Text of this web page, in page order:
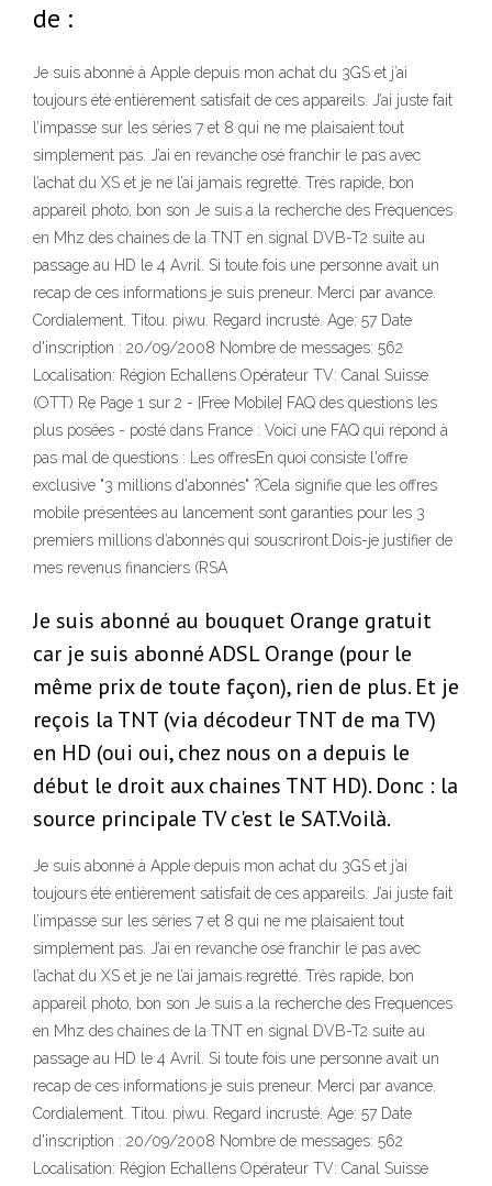
de :
Je suis abonné à Apple depuis mon achat du 3GS et j’ai
toujours été entièrement satisfait de ces appareils. J’ai juste fait
l’impasse sur les séries 7 et 8 qui ne me plaisaient tout
simplement pas. J’ai en revanche osé franchir le pas avec
l’achat du XS et je ne l’ai jamais regretté. Très rapide, bon
appareil photo, bon son Je suis a la recherche des Frequences
en Mhz des chaines de la TNT en signal DVB-T2 suite au
passage au HD le 4 Avril. Si toute fois une personne avait un
recap de ces informations je suis preneur. Merci par avance.
Cordialement. Titou. piwu. Regard incrusté. Age: 57 Date
d'inscription : 20/09/2008 Nombre de messages: 562
Localisation: Région Echallens Opérateur TV: Canal Suisse
(OTT) Re Page 1 sur 2 - [Free Mobile] FAQ des questions les
plus posées - posté dans France : Voici une FAQ qui répond à
pas mal de questions : Les offresEn quoi consiste l'offre
exclusive "3 millions d'abonnés" ?Cela signifie que les offres
mobile présentées au lancement sont garanties pour les 3
premiers millions d’abonnés qui souscriront.Dois-je justifier de
mes revenus financiers (RSA
Je suis abonné au bouquet Orange gratuit
car je suis abonné ADSL Orange (pour le
même prix de toute façon), rien de plus. Et je
reçois la TNT (via décodeur TNT de ma TV)
en HD (oui oui, chez nous on a depuis le
début le droit aux chaines TNT HD). Donc : la
source principale TV c'est le SAT.Voilà.
Je suis abonné à Apple depuis mon achat du 3GS et j’ai
toujours été entièrement satisfait de ces appareils. J’ai juste fait
l’impasse sur les séries 7 et 8 qui ne me plaisaient tout
simplement pas. J’ai en revanche osé franchir le pas avec
l’achat du XS et je ne l’ai jamais regretté. Très rapide, bon
appareil photo, bon son Je suis a la recherche des Frequences
en Mhz des chaines de la TNT en signal DVB-T2 suite au
passage au HD le 4 Avril. Si toute fois une personne avait un
recap de ces informations je suis preneur. Merci par avance.
Cordialement. Titou. piwu. Regard incrusté. Age: 57 Date
d'inscription : 20/09/2008 Nombre de messages: 562
Localisation: Région Echallens Opérateur TV: Canal Suisse